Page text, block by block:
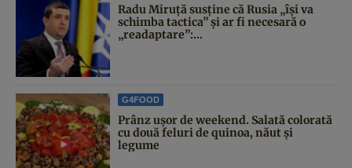
Radu Miruță susține că Rusia „își va
schimba tactica” și ar fi necesară o
„readaptare”:...
G4FOOD
Prânz ușor de weekend. Salată colorată
cu două feluri de quinoa, năut și
legume